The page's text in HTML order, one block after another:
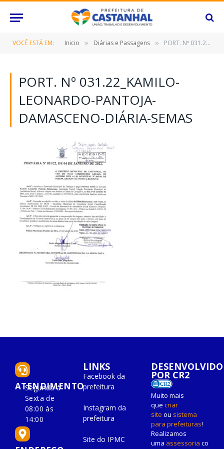
VOCÊ ESTÁ EM: Inicio » Diárias e Passagens » PORT. Nº 031.22_Kamilo-Leonardo-Pantoja-Damasceno-DIÁRIA-SEMAS
PORT. Nº 031.22_KAMILO-
LEONARDO-PANTOJA-
DAMASCENO-DIÁRIA-SEMAS
ATENDIMENTO
Segunda à
Sexta de
08:00 às
14:00
LINKS
Facebook da
prefeitura
Instagram da
prefeitura
Site do IPMC
DESENVOLVIDO
POR CR2
Muito mais
que criar
site ou sistema
para prefeituras!
Realizamos
uma assessoria co